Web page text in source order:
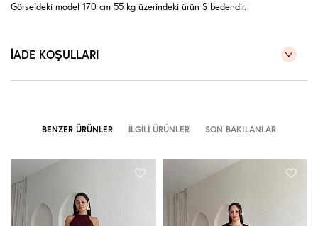
Görseldeki model 170 cm 55 kg üzerindeki ürün S bedendir.
İADE KOŞULLARI
BENZER ÜRÜNLER İLGILI ÜRÜNLER SON BAKILANLAR